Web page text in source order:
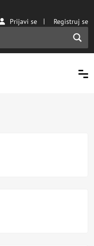
Prijavi se
Registruj se